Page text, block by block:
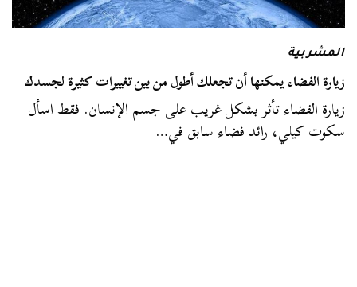
المشربية
زيارة الفضاء يمكنها أن تجعلك أطول من بين تغييرات كثيرة لجسدك
زيارة الفضاء تأثر بشكل غريب على جسم الإنسان. فقط اسأل
سكوت كيلي، رائد فضاء سابق في…